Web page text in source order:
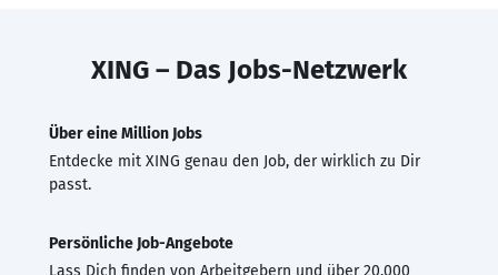
XING – Das Jobs-Netzwerk
Über eine Million Jobs
Entdecke mit XING genau den Job, der wirklich zu Dir
passt.
Persönliche Job-Angebote
Lass Dich finden von Arbeitgebern und über 20.000